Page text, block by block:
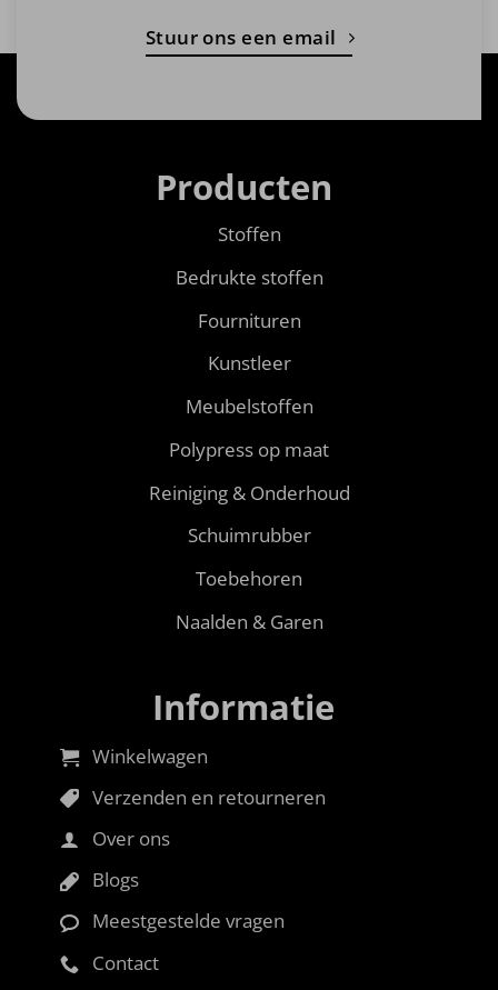
Stuur ons een email
Producten
Stoffen
Bedrukte stoffen
Fournituren
Kunstleer
Meubelstoffen
Polypress op maat
Reiniging & Onderhoud
Schuimrubber
Toebehoren
Naalden & Garen
Informatie
Winkelwagen
Verzenden en retourneren
Over ons
Blogs
Meestgestelde vragen
Contact